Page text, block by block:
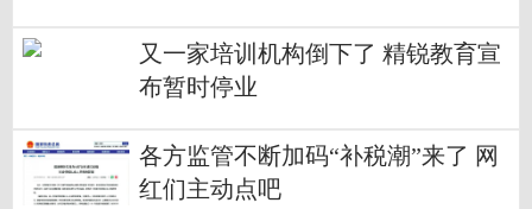
又一家培训机构倒下了 精锐教育宣
布暂时停业
各方监管不断加码“补税潮”来了 网
红们主动点吧